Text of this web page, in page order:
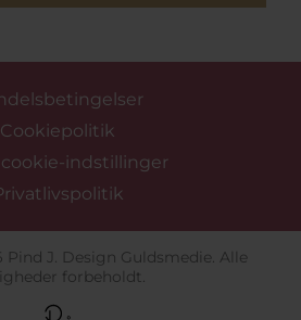
Cookiepolitik
indstillinger
J. Design Guldsmedie. Alle
forbeholdt.